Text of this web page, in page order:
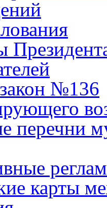
№136
перечни
карты